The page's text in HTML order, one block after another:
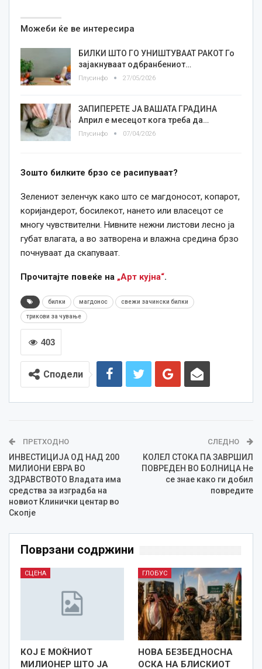
Можеби ќе ве интересира
БИЛКИ ШТО ГО УНИШТУВААТ РАКОТ Го
зајакнуваат одбранбениот…
Плусинфо 27/05/2026
ЗАПИПЕРЕТЕ ЈА ВАШАТА ГРАДИНА
Април е месецот кога треба да…
Плусинфо 07/04/2026
Зошто билките брзо се расипуваат?
Зелениот зеленчук како што се магдоносот, копарот,
коријандерот, босилекот, нането или власецот се
многу чувствителни. Нивните нежни листови лесно ја
губат влагата, а во затворена и влажна средина брзо
почнуваат да скапуваат.
Прочитајте повеќе на „Арт кујна“.
билки магдонос свежи зачински билки
трикови за чување
403
Сподели
ПРЕТХОДНО
ИНВЕСТИЦИЈА ОД НАД 200
МИЛИОНИ ЕВРА ВО
ЗДРАВСТВОТО Владата има
средства за изградба на
новиот Клинички центар во
Скопје
СЛЕДНО
КОЛЕЛ СТОКА ПА ЗАВРШИЛ
ПОВРЕДЕН ВО БОЛНИЦА Не
се знае како ги добил
повредите
Поврзани содржини
СЦЕНА
КОЈ Е МОЌНИОТ
МИЛИОНЕР ШТО ЈА
ГЛОБУС
НОВА БЕЗБЕДНОСНА
ОСКА НА БЛИСКИОТ